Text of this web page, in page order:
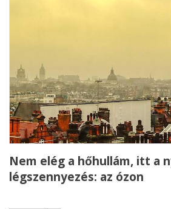
Nem elég a hőhullám, itt a
légszennyezés: az ózon